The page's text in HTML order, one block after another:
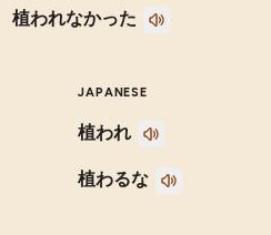
植われなかった
JAPANESE
植われ
植わるな